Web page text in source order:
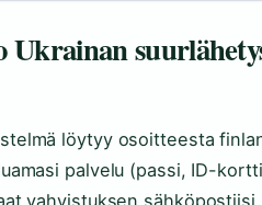
löytyy osoitteesta
palvelu (passi, ID-
vahvistuksen